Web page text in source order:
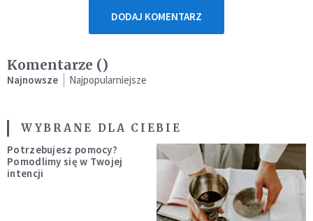
DODAJ KOMENTARZ
Komentarze ()
Najnowsze Najpopularniejsze
WYBRANE DLA CIEBIE
Potrzebujesz pomocy?
Pomodlimy się w Twojej
intencji